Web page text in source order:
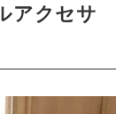
アクセサ